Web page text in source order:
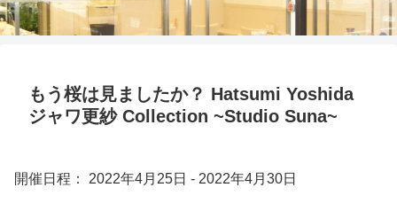
もう桜は見ましたか？ Hatsumi Yoshida
ジャワ更紗 Collection ~Studio Suna~
開催日程： 2022年4月25日 - 2022年4月30日